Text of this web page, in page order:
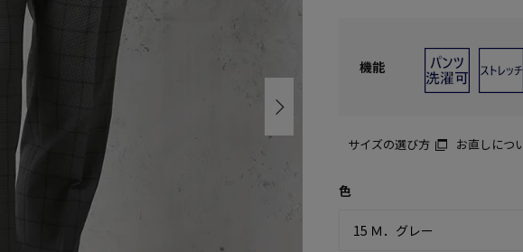
機能
サイズの選び方 お直しにつ
色